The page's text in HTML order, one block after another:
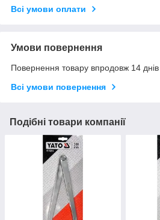
Всі умови оплати
Умови повернення
Повернення товару впродовж 14
Всі умови повернення
Подібні товари компанії